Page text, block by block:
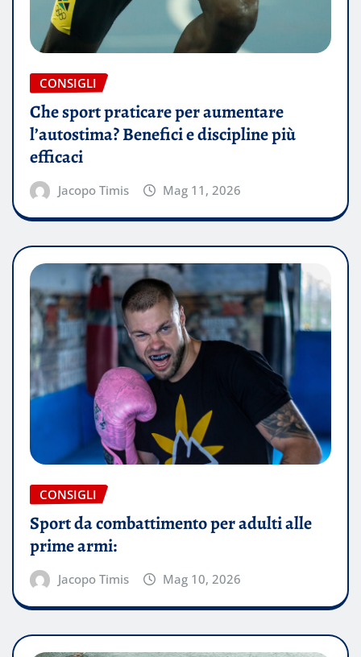
CONSIGLI
Che sport praticare per aumentare
l’autostima? Benefici e discipline più
efficaci
Jacopo Timis Mag 11, 2026
CONSIGLI
Sport da combattimento per adulti alle
prime armi:
Jacopo Timis Mag 10, 2026